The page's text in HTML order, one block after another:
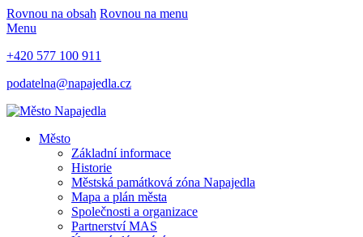
Rovnou na obsah Rovnou na menu
Menu
+420 577 100 911
podatelna@napajedla.cz
Město
Základní informace
Historie
Městská památková zóna Napajedla
Mapa a plán města
Společnosti a organizace
Partnerství MAS